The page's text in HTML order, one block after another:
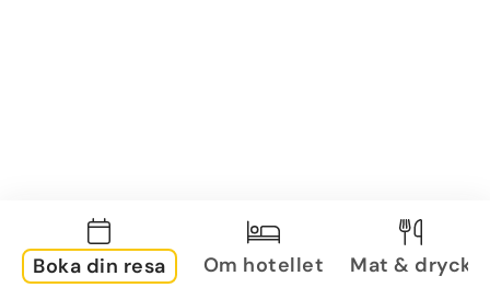
Boka din resa Om hotellet Mat & dryck